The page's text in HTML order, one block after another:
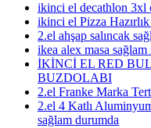
ikinci el decathlon 3xl
ikinci el Pizza Hazırlık
2.el ahşap salıncak
ikea alex masa
İKİNCİ EL RED
BUZDOLABI
2.el Franke Marka
2.el 4 Katlı
sağlam durumda